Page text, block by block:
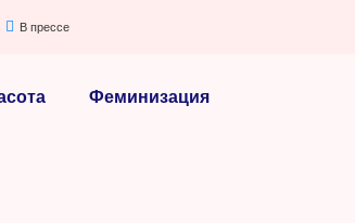
В прессе
Феминизация